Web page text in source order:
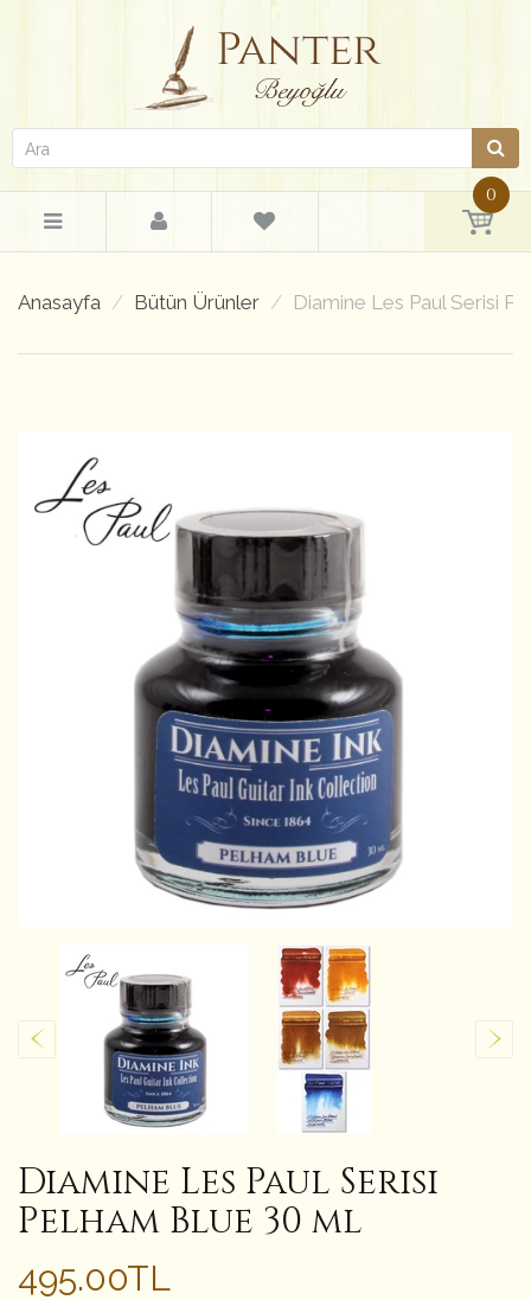
0
Anasayfa Bütün Ürünler Diamine Les Paul Serisi
Diamine Les Paul Serisi
Pelham Blue 30 ml
495.00TL